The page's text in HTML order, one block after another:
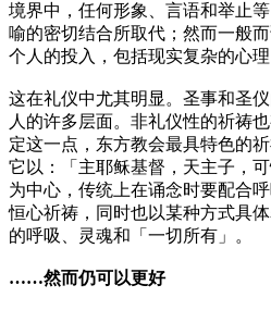
境界中，任何形象、言语和举止
喻的密切结合所取代；然而一般
个人的投入，包括现实复杂的心理
这在礼仪中尤其明显。圣事和圣
人的许多层面。非礼仪性的祈祷
定这一点，东方教会最具特色的
它以：「主耶稣基督，天主子，
为中心，传统上在诵念时要配合
恒心祈祷，同时也以某种方式具
的呼吸、灵魂和「一切所有」。
……然而仍可以更好